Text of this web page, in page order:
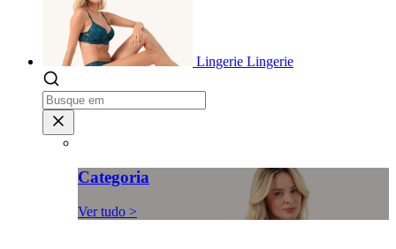
Lingerie Lingerie
Categoria
Ver tudo >